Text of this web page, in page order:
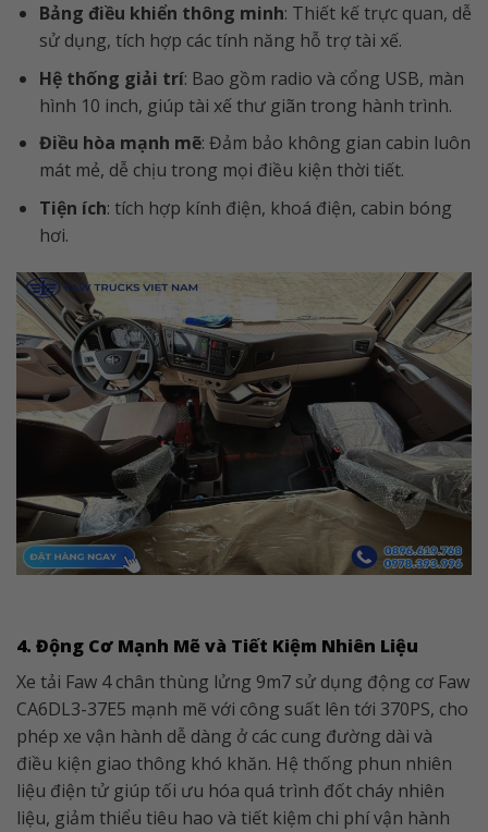
Bảng điều khiển thông minh: Thiết kế trực quan, dễ
sử dụng, tích hợp các tính năng hỗ trợ tài xế.
Hệ thống giải trí: Bao gồm radio và cổng USB, màn
hình 10 inch, giúp tài xế thư giãn trong hành trình.
Điều hòa mạnh mẽ: Đảm bảo không gian cabin luôn
mát mẻ, dễ chịu trong mọi điều kiện thời tiết.
Tiện ích: tích hợp kính điện, khoá điện, cabin bóng
hơi.
4. Động Cơ Mạnh Mẽ và Tiết Kiệm Nhiên Liệu
Xe tải Faw 4 chân thùng lửng 9m7 sử dụng động cơ Faw
CA6DL3-37E5 mạnh mẽ với công suất lên tới 370PS, cho
phép xe vận hành dễ dàng ở các cung đường dài và
điều kiện giao thông khó khăn. Hệ thống phun nhiên
liệu điện tử giúp tối ưu hóa quá trình đốt cháy nhiên
liệu, giảm thiểu tiêu hao và tiết kiệm chi phí vận hành